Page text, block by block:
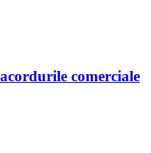
comerciale